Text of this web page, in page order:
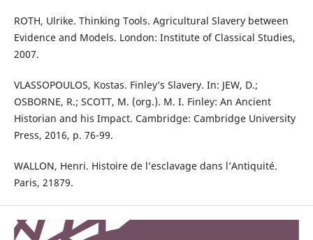
ROTH, Ulrike. Thinking Tools. Agricultural Slavery between
Evidence and Models. London: Institute of Classical Studies,
2007.
VLASSOPOULOS, Kostas. Finley’s Slavery. In: JEW, D.;
OSBORNE, R.; SCOTT, M. (org.). M. I. Finley: An Ancient
Historian and his Impact. Cambridge: Cambridge University
Press, 2016, p. 76-99.
WALLON, Henri. Histoire de l’esclavage dans l’Antiquité.
Paris, 21879.